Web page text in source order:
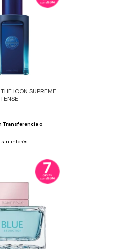
ICON SUPREME
Transferencia o
sin interés